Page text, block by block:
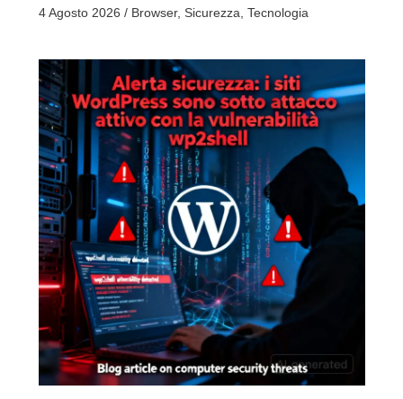
4 Agosto 2026 / Browser, Sicurezza, Tecnologia